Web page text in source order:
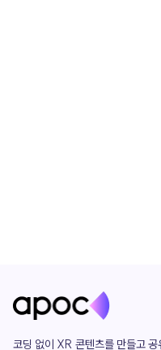
코딩 없이 XR 콘텐츠를 만들고 공